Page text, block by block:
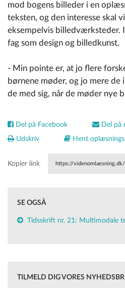
mod bogens billeder i en
teksten, og den interesse skal
eksempelvis billedværksteder.
fag som design og billedkunst.
- Min pointe er, at jo flere
børnene møder, og jo mere de
de med sig, når de møder nye
Del på Facebook
Del på
Udskriv
Hent
Kopier link https://
SE OGSÅ
Tidsskrift nr. 21: Multimodale
TILMELD DIG VORES